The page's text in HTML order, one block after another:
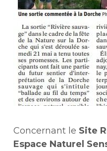
Concernant le Site
Espace Naturel